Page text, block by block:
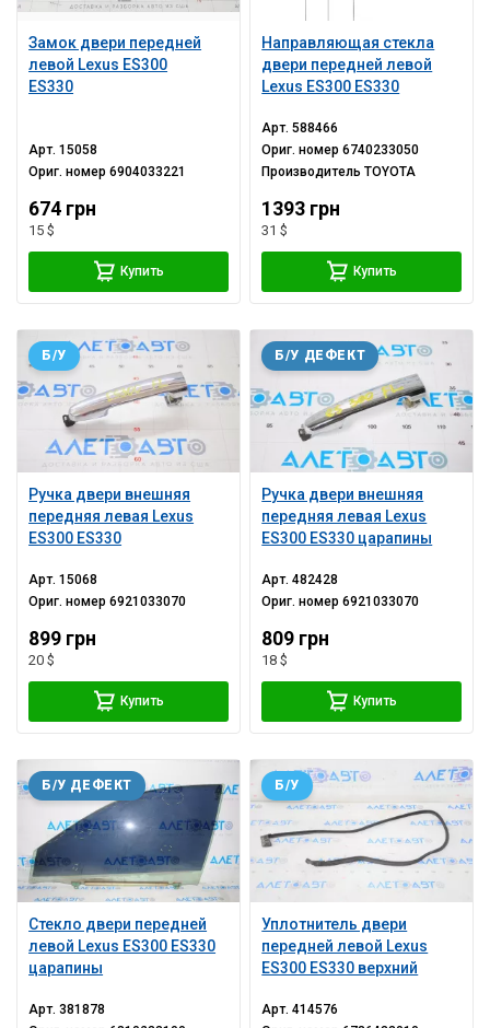
Замок двери передней
левой Lexus ES300
ES330
Арт.15058
Ориг. номер6904033221
674 грн
15 $
Купить
Направляющая стекла
двери передней левой
Lexus ES300 ES330
Арт.588466
Ориг. номер6740233050
ПроизводительTOYOTA
1393 грн
31 $
Купить
Ручка двери внешняя
передняя левая Lexus
ES300 ES330
Б/У
Арт.15068
Ориг. номер6921033070
899 грн
20 $
Купить
Ручка двери внешняя
передняя левая Lexus
ES300 ES330 царапины
Б/У ДЕФЕКТ
Арт.482428
Ориг. номер6921033070
809 грн
18 $
Купить
Стекло двери передней
левой Lexus ES300 ES330
царапины
Б/У ДЕФЕКТ
Арт.381878
Уплотнитель двери
передней левой Lexus
ES300 ES330 верхний
Б/У
Арт.414576